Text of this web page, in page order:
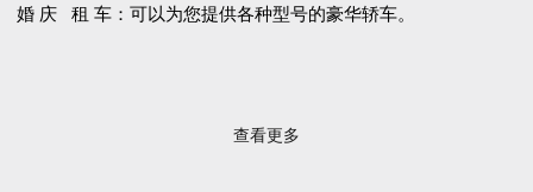
婚 庆 租 车：可以为您提供各种型号的豪华轿车。
查看更多